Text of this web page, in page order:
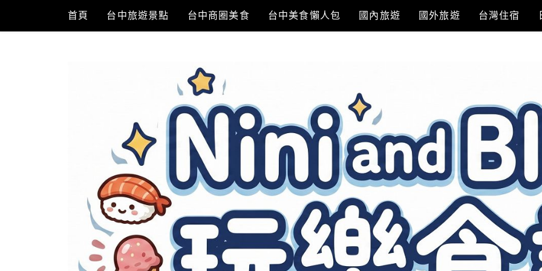
content
首頁 台中旅遊景點 台中商圈美食 台中美食懶人包 國內旅遊 國外旅遊 台灣住宿